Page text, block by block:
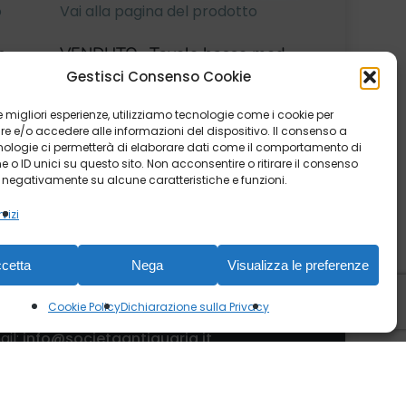
Gestisci Consenso Cookie
migliori esperienze, utilizziamo tecnologie come i cookie per
e/o accedere alle informazioni del dispositivo. Il consenso a
ci permetterà di elaborare dati come il comportamento di
o ID unici su questo sito. Non acconsentire o ritirare il consenso
su alcune caratteristiche e funzioni.
Nega Visualizza le preferenze
Cookie PolicyDichiarazione sulla Privacy
Vai alla pagina del prodotto
VENDUTO- Tavolo basso mod.
Pomone di Roger Capron
Maria Vittoria 41/e, 10123, Torino
info@societaantiquaria.it